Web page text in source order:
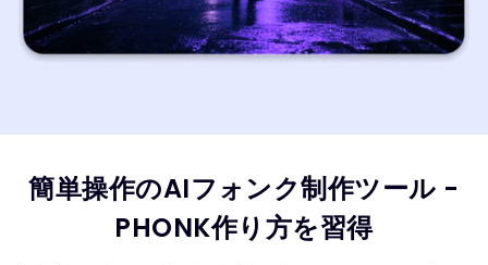
簡単操作のAIフォンク制作ツール -
PHONK作り方を習得